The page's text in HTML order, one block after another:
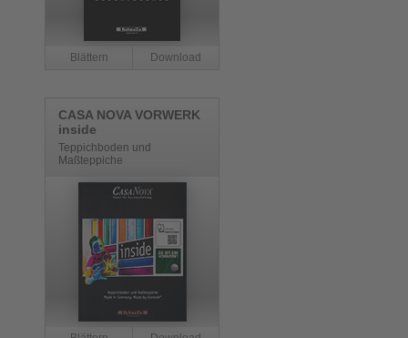
CASA NOVA VORWERK
inside
Teppichboden und
Maßteppiche